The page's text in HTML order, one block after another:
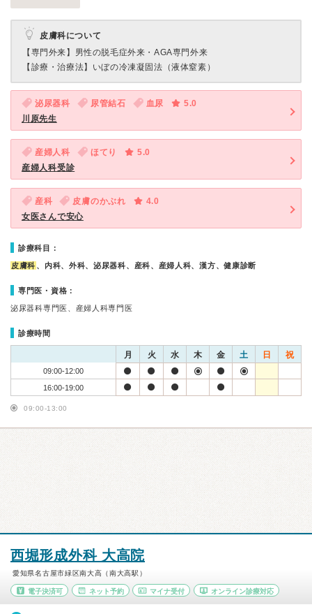
皮膚科について
【専門外来】 男性の脱毛症外来・AGA専門外来
【診療・治療法】 いぼの冷凍凝固法（液体窒素）
泌尿器科 尿管結石 血尿
5.0
川原先生
産婦人科 ほてり
5.0
産婦人科受診
産科 皮膚のかぶれ
4.0
女医さんで安心
診療科目：
皮膚科 、内科、外科、泌尿器科、産科、産婦人科、漢方、健康診断
専門医・資格：
泌尿器科専門医、産婦人科専門医
診療時間
月 火 水 木 金 土 日 祝
09:00-12:00
16:00-19:00
09:00-13:00
西堀形成外科 大高院
愛知県名古屋市緑区南大高（南大高駅）
電子決済可 ネット予約 マイナ受付 オンライン診療対応